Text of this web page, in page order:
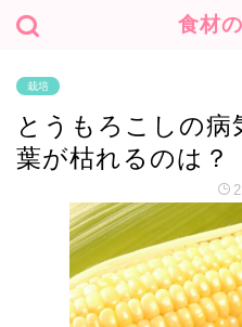
食材
栽培
とうもろこしの病
葉が枯れるのは？